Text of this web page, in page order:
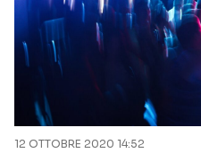
12 OTTOBRE 2020 14:52